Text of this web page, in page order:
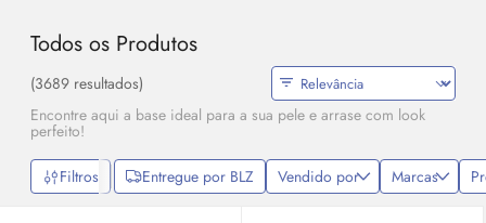
Todos os Produtos
(3689 resultados)
Encontre aqui a base ideal para a sua pele e arrase com look
perfeito!
Filtros Entregue por BLZ Vendido por Marcas